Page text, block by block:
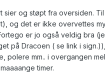
sier og støpt fra oversiden.
og det er ikke overvettes
er jo også veldig bra
på Dracoen ( se link i
polere mm.. i overgangen
timer.